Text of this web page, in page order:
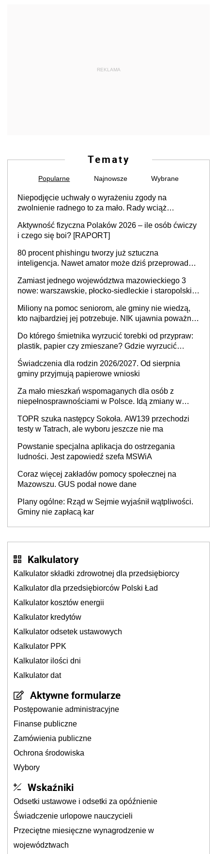
REKLAMA
Tematy
Popularne Najnowsze Wybrane
Niepodjęcie uchwały o wyrażeniu zgody na
zwolnienie radnego to za mało. Rady wciąż
sprawy
Aktywność fizyczna Polaków 2026 – ile osób ćwiczy
i czego się boi? [RAPORT]
80 procent phishingu tworzy już sztuczna
inteligencja. Nawet amator może dziś przeprowadzić
Zamiast jednego województwa mazowieckiego 3
nowe: warszawskie, płocko-siedleckie i staropolskie.
stołecznych
Miliony na pomoc seniorom, ale gminy nie wiedzą,
kto najbardziej jej potrzebuje. NIK ujawnia poważną
Do którego śmietnika wyrzucić torebki od przypraw:
plastik, papier czy zmieszane? Gdzie wyrzucić
Świadczenia dla rodzin 2026/2027. Od sierpnia
gminy przyjmują papierowe wnioski
Za mało mieszkań wspomaganych dla osób z
niepełnosprawnościami w Polsce. Idą zmiany w
TOPR szuka następcy Sokoła. AW139 przechodzi
testy w Tatrach, ale wyboru jeszcze nie ma
Powstanie specjalna aplikacja do ostrzegania
ludności. Jest zapowiedź szefa MSWiA
Coraz więcej zakładów pomocy społecznej na
Mazowszu. GUS podał nowe dane
Plany ogólne: Rząd w Sejmie wyjaśnił wątpliwości.
Gminy nie zapłacą kar
Kalkulatory
Kalkulator składki zdrowotnej dla przedsiębiorcy
Kalkulator dla przedsiębiorców Polski Ład
Kalkulator kosztów energii
Kalkulator kredytów
Kalkulator odsetek ustawowych
Kalkulator PPK
Kalkulator ilości dni
Kalkulator dat
Aktywne formularze
Postępowanie administracyjne
Finanse publiczne
Zamówienia publiczne
Ochrona środowiska
Wybory
Wskaźniki
Odsetki ustawowe i odsetki za opóźnienie
Świadczenie urlopowe nauczycieli
Przeciętne miesięczne wynagrodzenie w
województwach